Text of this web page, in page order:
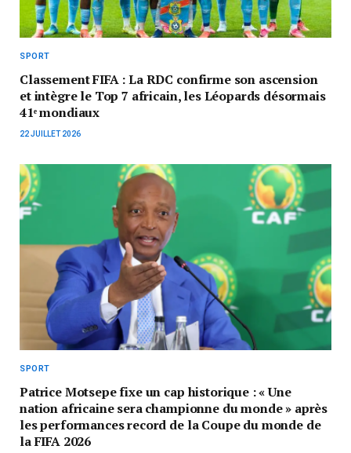
SPORT
Classement FIFA : La RDC confirme son ascension
et intègre le Top 7 africain, les Léopards désormais
41ᵉ mondiaux
22 JUILLET 2026
SPORT
Patrice Motsepe fixe un cap historique : « Une
nation africaine sera championne du monde » après
les performances record de la Coupe du monde de
la FIFA 2026